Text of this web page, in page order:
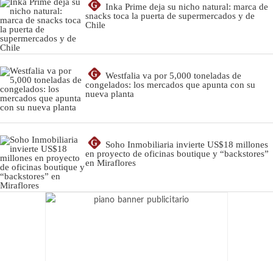
G
Inka Prime deja su nicho natural: marca de
snacks toca la puerta de supermercados y de
Chile
G
Westfalia va por 5,000 toneladas de
congelados: los mercados que apunta con su
nueva planta
G
Soho Inmobiliaria invierte US$18 millones
en proyecto de oficinas boutique y “backstores”
en Miraflores